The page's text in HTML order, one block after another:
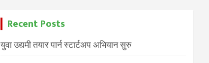
Recent Posts
युवा उद्यमी तयार पार्न स्टार्टअप अभियान सुरु